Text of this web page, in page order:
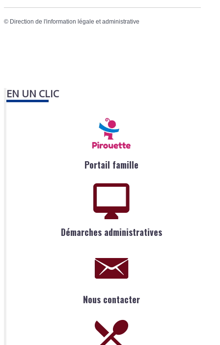
© Direction de l'information légale et administrative
EN UN CLIC
Portail famille
Démarches administratives
Nous contacter